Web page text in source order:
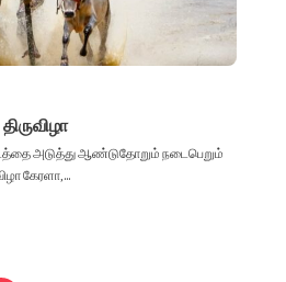
அடுத்து ஆண்டுதோறும் நடைபெறும்
கேரளா,...